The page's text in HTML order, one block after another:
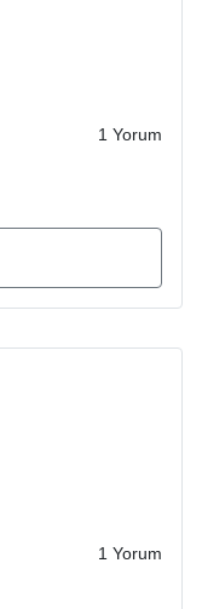
1 Yorum
1 Yorum